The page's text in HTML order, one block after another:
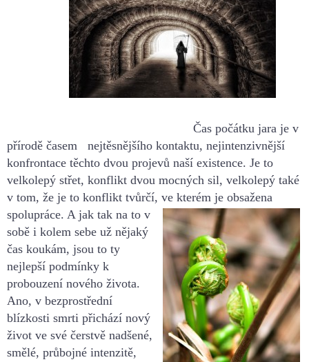
Čas počátku jara je v
přírodě časem nejtěsnějšího kontaktu, nejintenzivnější
konfrontace těchto dvou projevů naší existence. Je to
velkolepý střet, konflikt dvou mocných sil, velkolepý také
v tom, že je to konflikt tvůrčí, ve kterém je obsažena
spolupráce. A jak tak na to v
sobě i kolem sebe už nějaký
čas koukám, jsou to ty
nejlepší podmínky k
probouzení nového života.
Ano, v bezprostřední
blízkosti smrti přichází nový
život ve své čerstvě nadšené,
smělé, průbojné intenzitě,